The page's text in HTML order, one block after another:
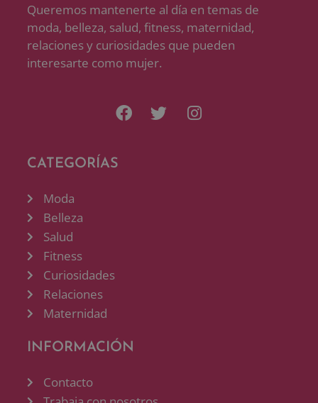
Queremos mantenerte al día en temas de
moda, belleza, salud, fitness, maternidad,
relaciones y curiosidades que pueden
interesarte como mujer.
CATEGORÍAS
Moda
Belleza
Salud
Fitness
Curiosidades
Relaciones
Maternidad
INFORMACIÓN
Contacto